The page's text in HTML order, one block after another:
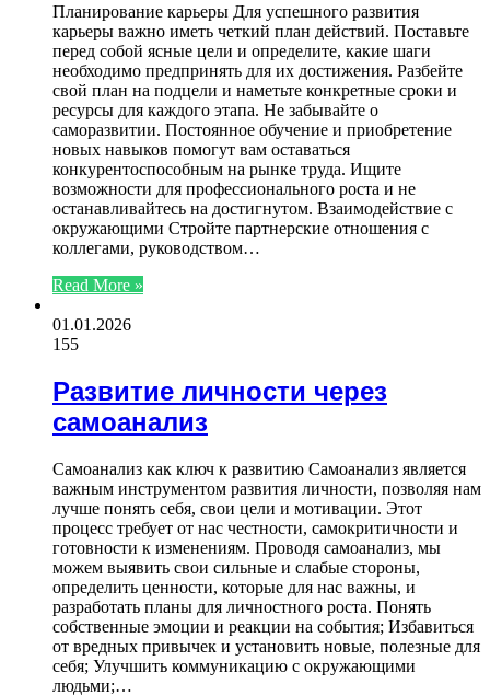
Планирование карьеры Для успешного развития
карьеры важно иметь четкий план действий. Поставьте
перед собой ясные цели и определите, какие шаги
необходимо предпринять для их достижения. Разбейте
свой план на подцели и наметьте конкретные сроки и
ресурсы для каждого этапа. Не забывайте о
саморазвитии. Постоянное обучение и приобретение
новых навыков помогут вам оставаться
конкурентоспособным на рынке труда. Ищите
возможности для профессионального роста и не
останавливайтесь на достигнутом. Взаимодействие с
окружающими Стройте партнерские отношения с
коллегами, руководством…
Read More »
01.01.2026
155
Развитие личности через
самоанализ
Самоанализ как ключ к развитию Самоанализ является
важным инструментом развития личности, позволяя нам
лучше понять себя, свои цели и мотивации. Этот
процесс требует от нас честности, самокритичности и
готовности к изменениям. Проводя самоанализ, мы
можем выявить свои сильные и слабые стороны,
определить ценности, которые для нас важны, и
разработать планы для личностного роста. Понять
собственные эмоции и реакции на события; Избавиться
от вредных привычек и установить новые, полезные для
себя; Улучшить коммуникацию с окружающими
людьми;…